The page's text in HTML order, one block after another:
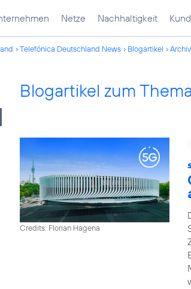
Netze Nachhaltigkeit
Telefónica Deutschland News Blogartikel
Blogartikel zum
Credits: Florian Hagena